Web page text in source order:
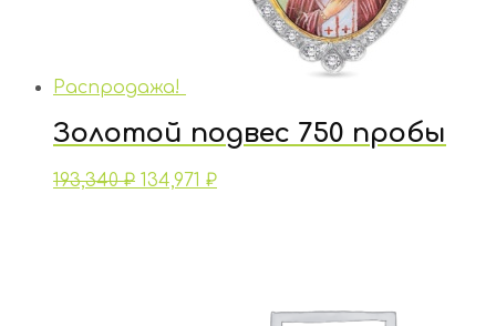
Распродажа!
Золотой подвес 750 пробы
193,340₽ 134,971 ₽